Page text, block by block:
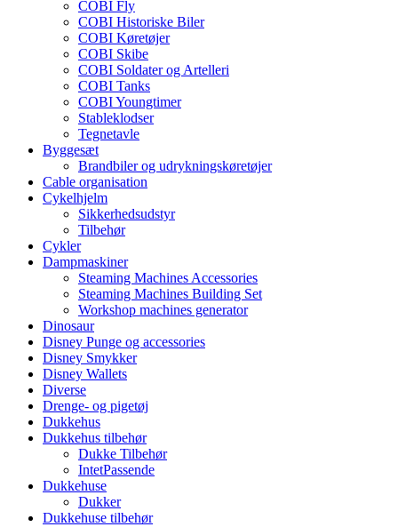
COBI Fly
COBI Historiske Biler
COBI Køretøjer
COBI Skibe
COBI Soldater og Artelleri
COBI Tanks
COBI Youngtimer
Stableklodser
Tegnetavle
Byggesæt
Brandbiler og udrykningskøretøjer
Cable organisation
Cykelhjelm
Sikkerhedsudstyr
Tilbehør
Cykler
Dampmaskiner
Steaming Machines Accessories
Steaming Machines Building Set
Workshop machines generator
Dinosaur
Disney Punge og accessories
Disney Smykker
Disney Wallets
Diverse
Drenge- og pigetøj
Dukkehus
Dukkehus tilbehør
Dukke Tilbehør
IntetPassende
Dukkehuse
Dukker
Dukkehuse tilbehør